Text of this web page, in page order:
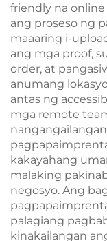
friendly na
ang proseso ng
maaaring i-
ang mga proof,
order, at
anumang
antas ng
mga remote
kakayahang
malaking
negosyo. Ang
palagiang
kinakailangan